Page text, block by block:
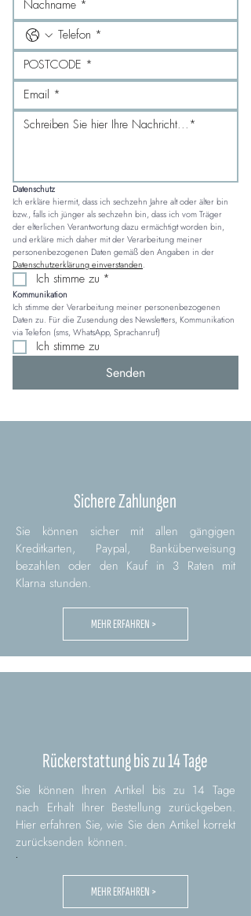
Datenschutz
Ich erkläre hiermit, dass ich sechzehn Jahre alt oder älter bin
bzw., falls ich jünger als sechzehn bin, dass ich vom Träger
der elterlichen Verantwortung dazu ermächtigt worden bin,
und erkläre mich daher mit der Verarbeitung meiner
Datenschutzerklärung einverstanden.
Ich stimme zu *
Kommunikation
Ich stimme der Verarbeitung meiner personenbezogenen
Daten zu. Für die Zusendung des Newsletters, Kommunikation
via Telefon (sms, WhatsApp, Sprachanruf)
Ich stimme zu
Senden
Sichere Zahlungen
Sie können sicher mit allen gängigen
Kreditkarten, Paypal, Banküberweisung
bezahlen oder den Kauf in 3 Raten mit
Klarna stunden.
MEHR ERFAHREN >
Rückerstattung bis zu 14 Tage
Sie können Ihren Artikel bis zu 14 Tage
nach Erhalt Ihrer Bestellung zurückgeben.
Hier erfahren Sie, wie Sie den Artikel korrekt
zurücksenden können.
MEHR ERFAHREN >